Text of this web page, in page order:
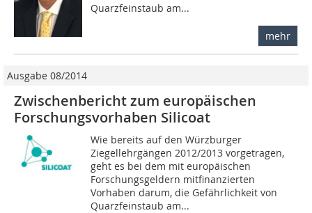
Quarzfeinstaub am...
mehr
Ausgabe 08/2014
Zwischenbericht zum europäischen
Forschungs­vorhaben Silicoat
Wie bereits auf den Würzburger
Ziegellehrgängen 2012/2013 vorgetragen,
geht es bei dem mit europäischen
Forschungsgeldern mitfinanzierten
Vorhaben darum, die Gefährlichkeit von
Quarzfeinstaub am...